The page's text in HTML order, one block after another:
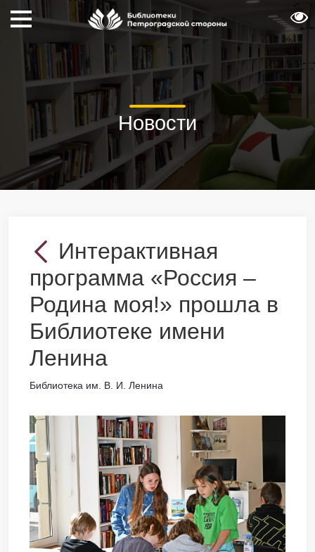
Новости
Интерактивная
программа «Россия –
Родина моя!» прошла в
Библиотеке имени
Ленина
Библиотека им. В. И. Ленина